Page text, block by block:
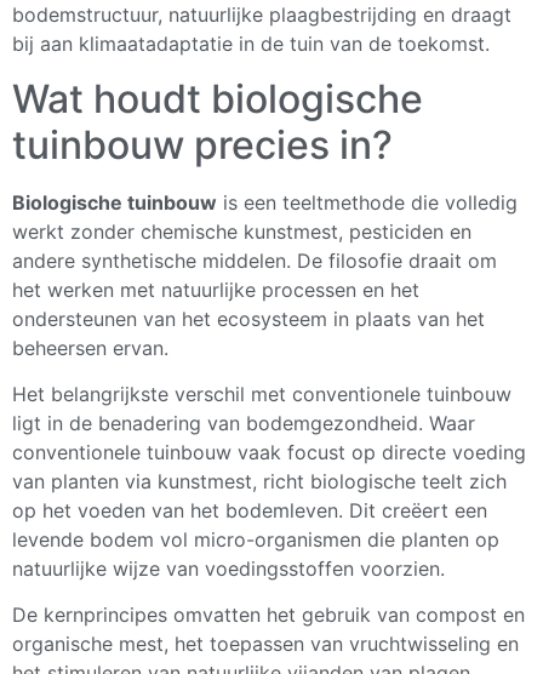
bodemstructuur, natuurlijke plaagbestrijding en draagt
bij aan klimaatadaptatie in de tuin van de toekomst.
Wat houdt biologische
tuinbouw precies in?
Biologische tuinbouw is een teeltmethode die volledig
werkt zonder chemische kunstmest, pesticiden en
andere synthetische middelen. De filosofie draait om
het werken met natuurlijke processen en het
ondersteunen van het ecosysteem in plaats van het
beheersen ervan.
Het belangrijkste verschil met conventionele tuinbouw
ligt in de benadering van bodemgezondheid. Waar
conventionele tuinbouw vaak focust op directe voeding
van planten via kunstmest, richt biologische teelt zich
op het voeden van het bodemleven. Dit creëert een
levende bodem vol micro-organismen die planten op
natuurlijke wijze van voedingsstoffen voorzien.
De kernprincipes omvatten het gebruik van compost en
organische mest, het toepassen van vruchtwisseling en